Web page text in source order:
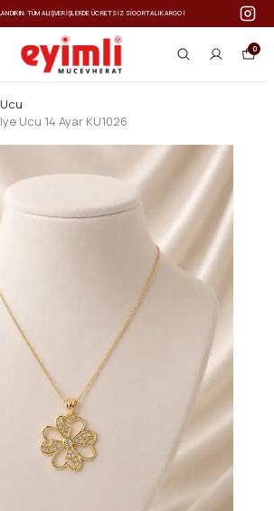
TÜM ALIŞVERIŞLERDE ÜCRETSIZ SIGORTALI KARGO!
0
Ucu 14 Ayar KU1026